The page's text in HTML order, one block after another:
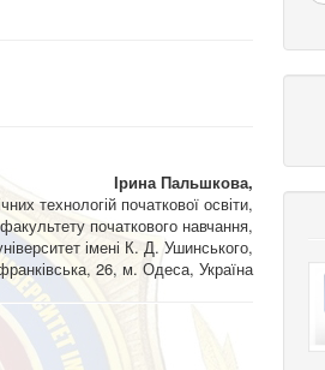
Ірина Пальшкова,
технологій початкової освіти,
початкового навчання,
імені К. Д. Ушинського,
26, м. Одеса, Україна